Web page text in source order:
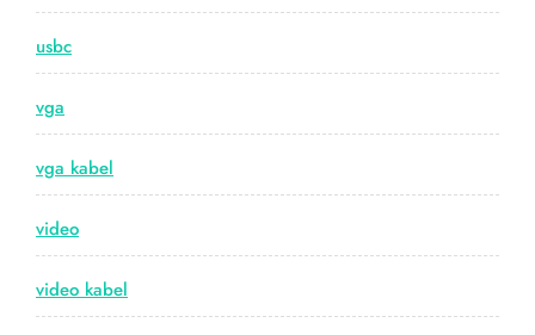
usbc
vga
vga kabel
video
video kabel